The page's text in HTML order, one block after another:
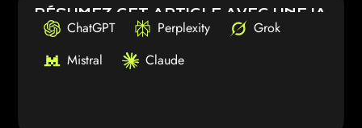
RÉSUMEZ CET ARTICLE AVEC UNE IA
ChatGPT Perplexity
Grok
Mistral
Claude